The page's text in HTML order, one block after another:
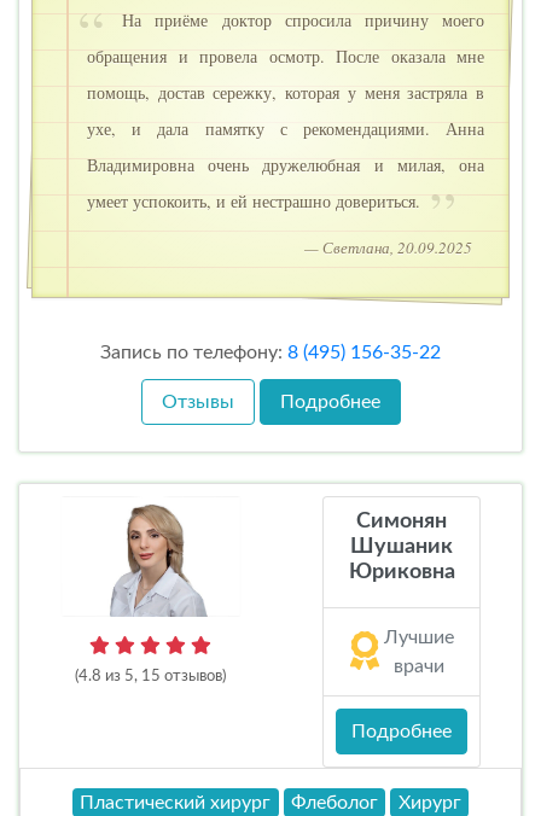
На приёме доктор спросила причину моего
обращения и провела осмотр. После оказала мне
помощь, достав сережку, которая у меня застряла в
ухе, и дала памятку с рекомендациями. Анна
Владимировна очень дружелюбная и милая, она
умеет успокоить, и ей нестрашно довериться.
— Светлана, 20.09.2025
Запись по телефону: 8 (495) 156-35-22
Отзывы Подробнее
(4.8 из 5, 15 отзывов)
Симонян
Шушаник
Юриковна
Лучшие
врачи
Подробнее
Пластический хирург Флеболог
Хирург